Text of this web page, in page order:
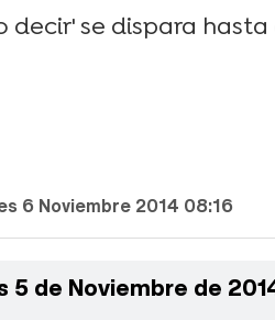
se dispara hasta
6 Noviembre 2014 08:16
5 de Noviembre de